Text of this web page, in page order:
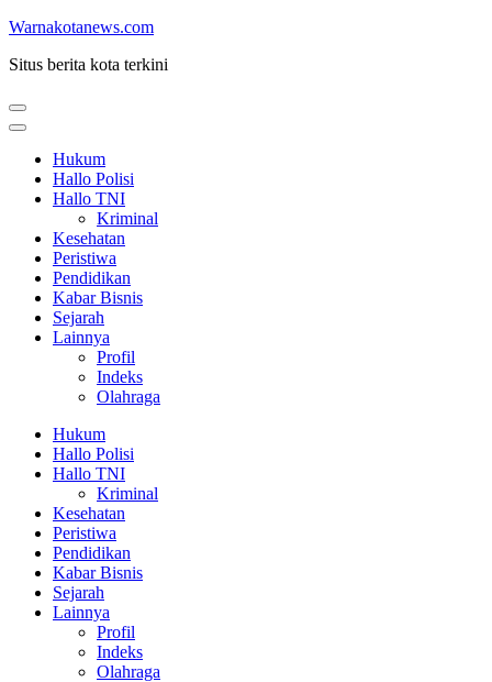
Lompat
konten
Enter)
Warnakotanews.com
Situs berita kota terkini
Hukum
Hallo Polisi
Hallo TNI
Kriminal
Kesehatan
Peristiwa
Pendidikan
Kabar Bisnis
Sejarah
Lainnya
Profil
Indeks
Olahraga
Hukum
Hallo Polisi
Hallo TNI
Kriminal
Kesehatan
Peristiwa
Pendidikan
Kabar Bisnis
Sejarah
Lainnya
Profil
Indeks
Olahraga